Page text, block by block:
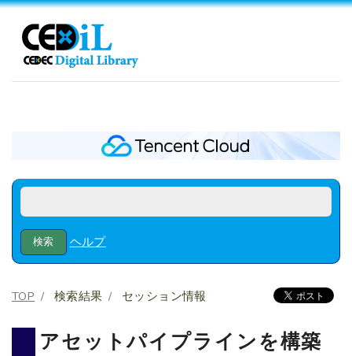
ヘルプ
TOP 検索結果 セッション情報
アセットパイプラインを構築